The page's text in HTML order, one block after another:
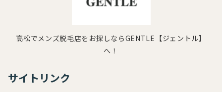
高松でメンズ脱毛店をお探しならGENTLE【ジェントル】
へ！
サイトリンク